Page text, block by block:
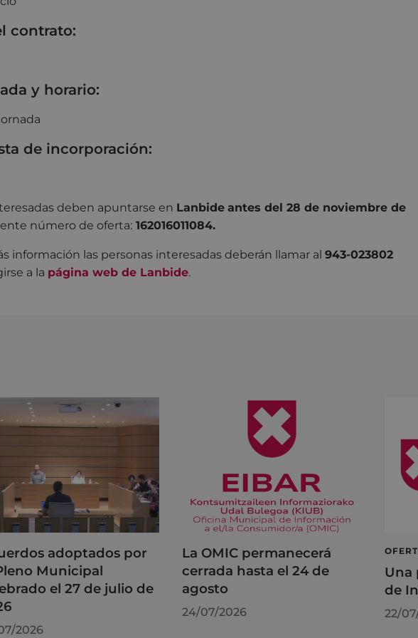
contrato:
y horario:
de incorporación:
deben apuntarse en Lanbide antes del 28 de noviembre de
número de oferta: 162016011084.
información las personas interesadas deberán llamar al 943-023802
a la página web de Lanbide.
adoptados por
Municipal
el 27 de julio de
2026
La OMIC permanecerá
cerrada hasta el 24 de
agosto
24/07/2026
Una
de
22/